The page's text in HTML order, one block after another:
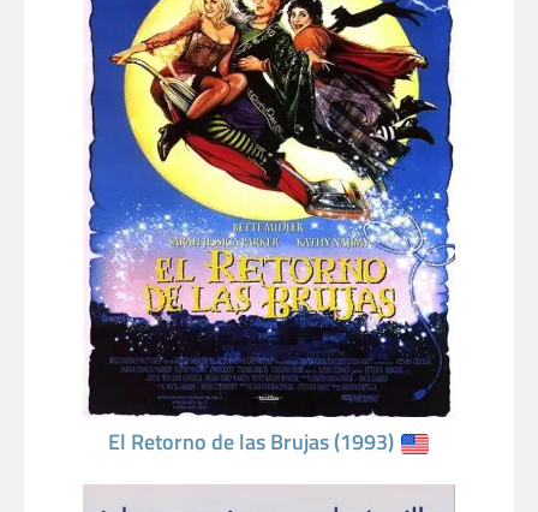
El Retorno de las Brujas (1993)